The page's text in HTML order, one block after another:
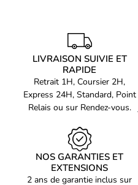
LIVRAISON SUIVIE ET
RAPIDE
Retrait 1H, Coursier 2H,
Express 24H, Standard, Point
Relais ou sur Rendez-vous.
NOS GARANTIES ET
EXTENSIONS
2 ans de garantie inclus sur